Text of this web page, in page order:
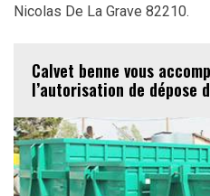
Nicolas De La Grave 82210.
Calvet benne vous
l’autorisation de dépose